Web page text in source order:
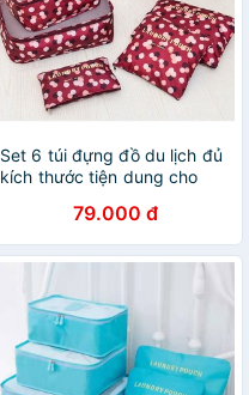
Set 6 túi đựng đồ du lịch đủ
kích thước tiện dung cho
79.000 đ